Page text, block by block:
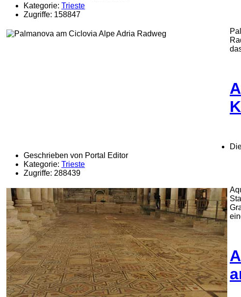
Kategorie: Trieste
Zugriffe: 158847
Geschrieben von Portal Editor
Kategorie: Trieste
Zugriffe: 288439